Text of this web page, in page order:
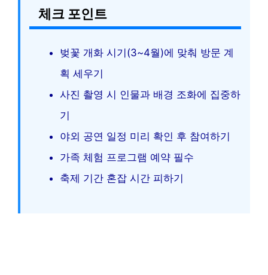
체크 포인트
벚꽃 개화 시기(3~4월)에 맞춰 방문 계
획 세우기
사진 촬영 시 인물과 배경 조화에 집중하
기
야외 공연 일정 미리 확인 후 참여하기
가족 체험 프로그램 예약 필수
축제 기간 혼잡 시간 피하기